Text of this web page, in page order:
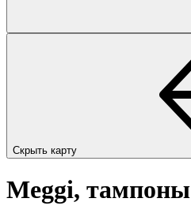
Скрыть карту
Meggi, тампоны